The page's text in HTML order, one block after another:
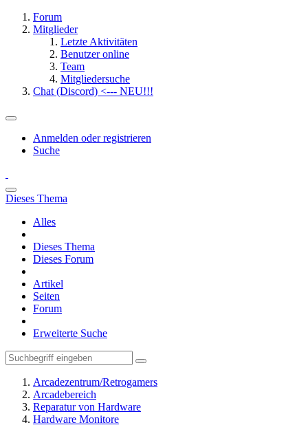
Forum
Mitglieder
Letzte Aktivitäten
Benutzer online
Team
Mitgliedersuche
Chat (Discord) <--- NEU!!!
Anmelden oder registrieren
Suche
Dieses Thema
Alles
Dieses Thema
Dieses Forum
Artikel
Seiten
Forum
Erweiterte Suche
Arcadezentrum/Retrogamers
Arcadebereich
Reparatur von Hardware
Hardware Monitore